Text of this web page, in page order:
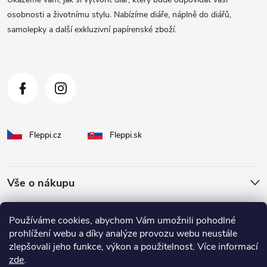
Používáme cookies, abychom Vám umožnili pohodlné
prohlížení webu a díky analýze provozu webu neustále
zlepšovali jeho funkce, výkon a použitelnost. Více informací
zde.
osobnosti a životnímu stylu. Nabízíme diáře, náplně do diářů,
samolepky a další exkluzivní papírenské zboží.
Fleppi.cz Fleppi.sk
Vše o nákupu
O Fleppi
Inspirace pro vás